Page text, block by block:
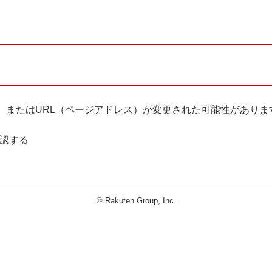
たはURL（ページアドレス）が変更された可能性がありま
する
© Rakuten Group, Inc.